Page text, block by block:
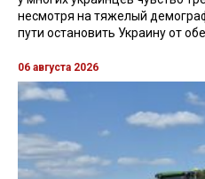
несмотря на тяжелый
пути остановить Украину от
06 августа 2026